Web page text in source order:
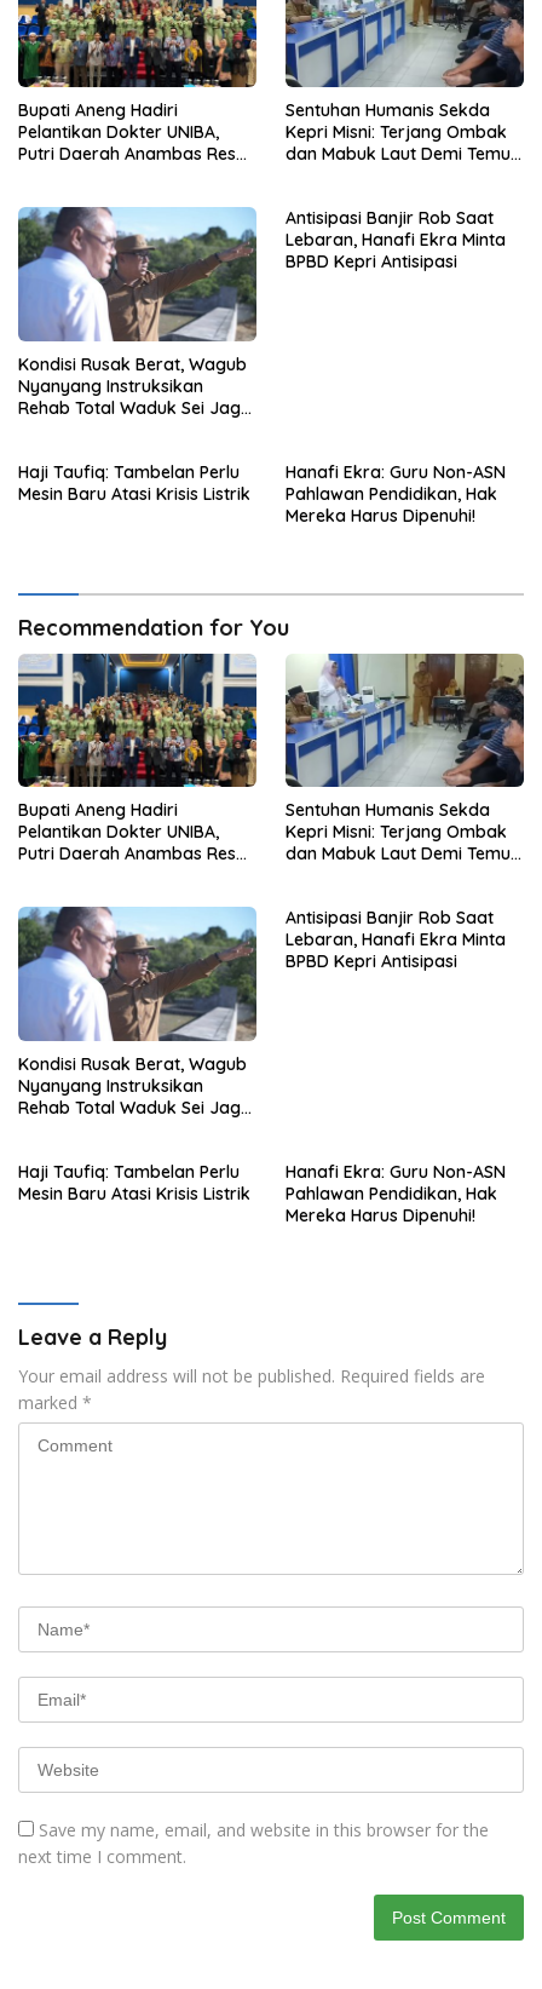
Bupati Aneng Hadiri
Pelantikan Dokter UNIBA,
Putri Daerah Anambas Resmi
Sentuhan Humanis Sekda
Kepri Misni: Terjang Ombak
dan Mabuk Laut Demi Temui
Kondisi Rusak Berat, Wagub
Nyanyang Instruksikan
Rehab Total Waduk Sei Jago
Antisipasi Banjir Rob Saat
Lebaran, Hanafi Ekra Minta
BPBD Kepri Antisipasi
Haji Taufiq: Tambelan Perlu
Mesin Baru Atasi Krisis Listrik
Hanafi Ekra: Guru Non-ASN
Pahlawan Pendidikan, Hak
Mereka Harus Dipenuhi!
Recommendation for You
Bupati Aneng Hadiri
Pelantikan Dokter UNIBA,
Putri Daerah Anambas Resmi
Sentuhan Humanis Sekda
Kepri Misni: Terjang Ombak
dan Mabuk Laut Demi Temui
Kondisi Rusak Berat, Wagub
Nyanyang Instruksikan
Rehab Total Waduk Sei Jago
Antisipasi Banjir Rob Saat
Lebaran, Hanafi Ekra Minta
BPBD Kepri Antisipasi
Haji Taufiq: Tambelan Perlu
Mesin Baru Atasi Krisis Listrik
Hanafi Ekra: Guru Non-ASN
Pahlawan Pendidikan, Hak
Mereka Harus Dipenuhi!
Leave a Reply
Your email address will not be published. Required fields are
marked *
Save my name, email, and website in this browser for the
next time I comment.